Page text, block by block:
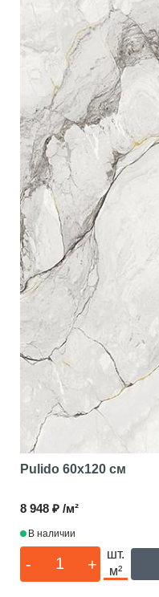
Pulido 60x120 см
8 948 ₽ /м²
В наличии
- +
шт.
м²